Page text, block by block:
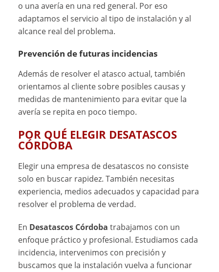
o una avería en una red general. Por eso
adaptamos el servicio al tipo de instalación y al
alcance real del problema.
Prevención de futuras incidencias
Además de resolver el atasco actual, también
orientamos al cliente sobre posibles causas y
medidas de mantenimiento para evitar que la
avería se repita en poco tiempo.
POR QUÉ ELEGIR DESATASCOS
CÓRDOBA
Elegir una empresa de desatascos no consiste
solo en buscar rapidez. También necesitas
experiencia, medios adecuados y capacidad para
resolver el problema de verdad.
En Desatascos Córdoba trabajamos con un
enfoque práctico y profesional. Estudiamos cada
incidencia, intervenimos con precisión y
buscamos que la instalación vuelva a funcionar